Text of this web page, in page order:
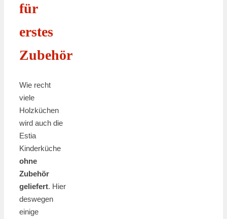
für
erstes
Zubehör
Wie recht
viele
Holzküchen
wird auch die
Estia
Kinderküche
ohne
Zubehör
geliefert. Hier
deswegen
einige